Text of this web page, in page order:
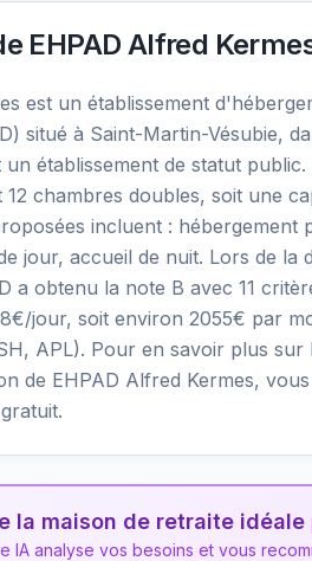
EHPAD Alfred
est un établissement
situé à Saint-Martin-Vésubie,
établissement de statut
chambres doubles, soit une
incluent : hébergement
jour, accueil de nuit. Lors de la
a obtenu la note B avec 11
jour, soit environ 2055€ par
APL). Pour en savoir plus sur
de EHPAD Alfred Kermes,
la maison de retraite idéale
IA analyse vos besoins et vous